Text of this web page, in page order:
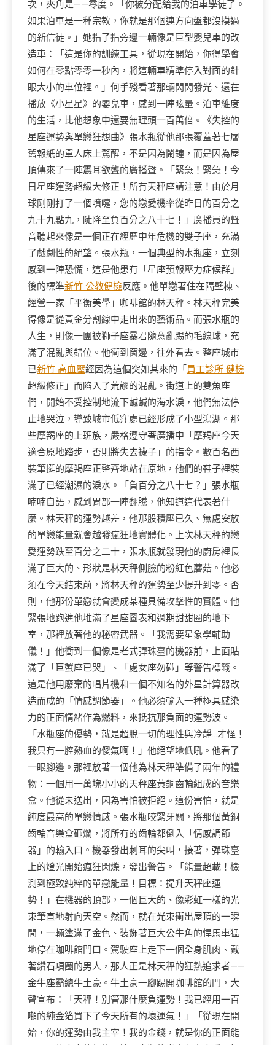
次，夾角是——零度。「你被分配給我的泊車學徒了。
如果泊車是一種宗教，你就是那個連方向盤都沒摸過
的新信徒。」她指了指旁邊一輛像是巨型嬰兒車的改
造車：「這是你的訓練工具，從現在開始，你得學會
如何在零點零零一秒內，將這輛車精準停入對面的針
眼大小的車位裡。」何手殘看著那輛閃閃發光、還在
播放《小星星》的嬰兒車，感到一陣眩暈。泊車維度
的生活，比他想象中還要無理頭一百萬倍。《失控的
星座運勢與單戀狂想曲》張水瓶從他那張覆蓋著七層
舊報紙的單人床上驚醒，不是因為鬧鐘，而是因為屋
頂傳來了一陣震耳欲聾的廣播聲。「緊急！緊急！今
日星座運勢超級大修正！所有天秤座請注意！由於月
球剛剛打了一個噴嚏，您的戀愛機率從昨日的百分之
九十九點九，陡降至負百分之八十七！」廣播員的聲
音聽起來像是一個正在經歷中年危機的雙子座，充滿
了戲劇性的絕望。張水瓶，一個典型的水瓶座，立刻
感到一陣恐慌，這是他患有「星座預報壓力症候群」
後的標準新竹 公教健檢反應。他單戀著住在隔壁棟、
經營一家「平衡美學」咖啡館的林天秤。林天秤完美
得像是從黃金分割線中走出來的藝術品。而張水瓶的
人生，則像一團被獅子座暴君隨意亂踢的毛線球，充
滿了混亂與錯位。他衝到窗邊，往外看去。整座城市
已新竹 高血壓經因為這個突如其來的「 員工診所 健檢
超級修正」而陷入了荒謬的混亂。街道上的雙魚座
們，開始不受控制地流下鹹鹹的海水淚，他們無法停
止地哭泣，導致城市低窪處已經形成了小型潟湖。那
些摩羯座的上班族，嚴格遵守著廣播中「摩羯座今天
適合原地踏步，否則將失去襪子」的指令。數百名西
裝筆挺的摩羯座正整齊地站在原地，他們的鞋子裡裝
滿了已經潮濕的淚水。「負百分之八十七？」張水瓶
喃喃自語，感到胃部一陣翻騰，他知道這代表著什
麼。林天秤的運勢越差，他那股積壓已久、無處安放
的單戀能量就會越發瘋狂地實體化。上次林天秤的戀
愛運勢跌至百分之二十，張水瓶就發現他的廚房裡長
滿了巨大的、形狀是林天秤側臉的粉紅色蘑菇。他必
須在今天結束前，將林天秤的運勢至少提升到零。否
則，他那份單戀就會變成某種具備攻擊性的實體。他
緊張地跑進他堆滿了星座圖表和過期甜甜圈的地下
室，那裡放著他的秘密武器。「我需要星象學輔助
儀！」他衝到一個像是老式彈珠臺的機器前，上面貼
滿了「巨蟹座已哭」、「處女座勿碰」等警告標籤。
這是他用廢棄的唱片機和一個不知名的外星計算器改
造而成的「情感調節器」。他必須輸入一種極具感染
力的正面情緒作為燃料，來抵抗那負面的運勢波。
「水瓶座的優勢，就是超脫一切的理性與冷靜…才怪！
我只有一腔熱血的傻氣啊！」他絕望地低吼。他看了
一眼腳邊。那裡放著一個他為林天秤準備了兩年的禮
物：一個用一萬塊小小的天秤座黃銅齒輪組成的音樂
盒。他從未送出，因為害怕被拒絕。這份害怕，就是
純度最高的單戀情感。張水瓶咬緊牙關，將那個黃銅
齒輪音樂盒砸爛，將所有的齒輪都倒入「情感調節
器」的輸入口。機器發出刺耳的尖叫，接著，彈珠臺
上的燈光開始瘋狂閃爍，發出警告。「能量超載！檢
測到極致純粹的單戀能量！目標：提升天秤座運
勢！」在機器的頂部，一個巨大的、像彩虹一樣的光
束筆直地射向天空。然而，就在光束衝出屋頂的一瞬
間，一輛塗滿了金色、裝飾著巨大公牛角的悍馬車猛
地停在咖啡館門口。駕駛座上走下一個全身肌肉、戴
著鑽石項圈的男人，那人正是林天秤的狂熱追求者——
金牛座霸總牛土豪。牛土豪一腳踢開咖啡館的門，大
聲宣布：「天秤！別管那什麼負運勢！我已經用一百
噸的純金箔買下了今天所有的壞運氣！」「從現在開
始，你的運勢由我主宰！我的金錢，就是你的正面能